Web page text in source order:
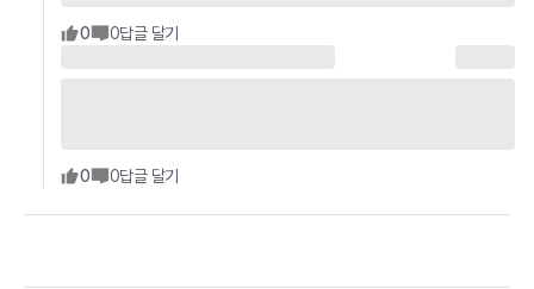
0 0답글 달기
0 0답글 달기